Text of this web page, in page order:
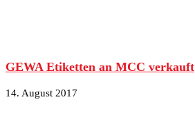
GEWA Etiketten an MCC verkauft
14. August 2017